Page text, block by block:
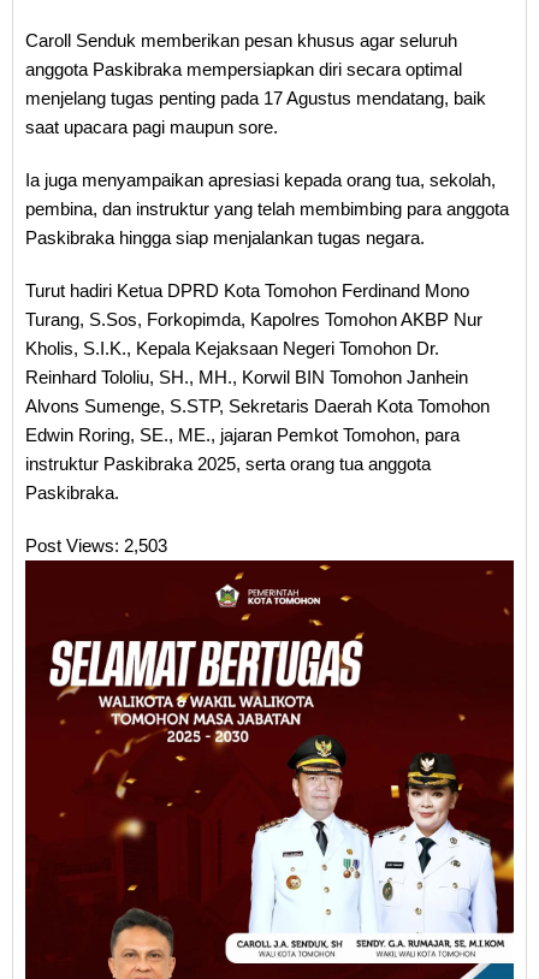
Caroll Senduk memberikan pesan khusus agar seluruh
anggota Paskibraka mempersiapkan diri secara optimal
menjelang tugas penting pada 17 Agustus mendatang, baik
saat upacara pagi maupun sore.
Ia juga menyampaikan apresiasi kepada orang tua, sekolah,
pembina, dan instruktur yang telah membimbing para anggota
Paskibraka hingga siap menjalankan tugas negara.
Turut hadiri Ketua DPRD Kota Tomohon Ferdinand Mono
Turang, S.Sos, Forkopimda, Kapolres Tomohon AKBP Nur
Kholis, S.I.K., Kepala Kejaksaan Negeri Tomohon Dr.
Reinhard Tololiu, SH., MH., Korwil BIN Tomohon Janhein
Alvons Sumenge, S.STP, Sekretaris Daerah Kota Tomohon
Edwin Roring, SE., ME., jajaran Pemkot Tomohon, para
instruktur Paskibraka 2025, serta orang tua anggota
Paskibraka.
Post Views: 2,503